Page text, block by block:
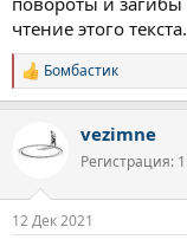
чтение этого текста.
Р
е
ц
Бомбастик
vezimne
Регистрация:
12 Дек 2021